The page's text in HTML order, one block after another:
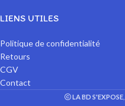
LIENS UTILES
Politique de confidentialité
Retours
CGV
Contact
LA BD S'EXPOSE